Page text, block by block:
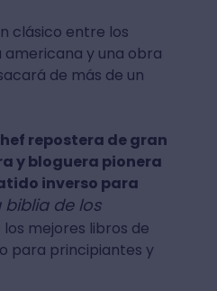
clásico entre los
y una obra
de más de un
repostera de gran
y bloguera pionera
inverso para
biblia de los
los mejores libros de
para principiantes y